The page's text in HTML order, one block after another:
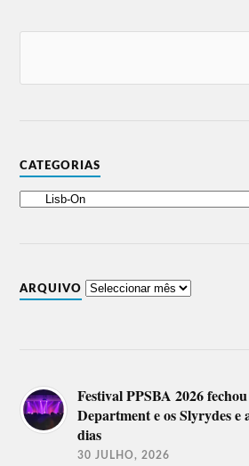
CATEGORIAS
ARQUIVO
Festival PPSBA 2026
Department e os Slyrydes
dias
30 JULHO, 2026